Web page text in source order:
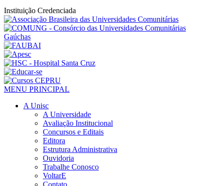
Instituição Credenciada
MENU PRINCIPAL
A Unisc
A Universidade
Avaliação Institucional
Concursos e Editais
Editora
Estrutura Administrativa
Ouvidoria
Trabalhe Conosco
VoltarE
Contato